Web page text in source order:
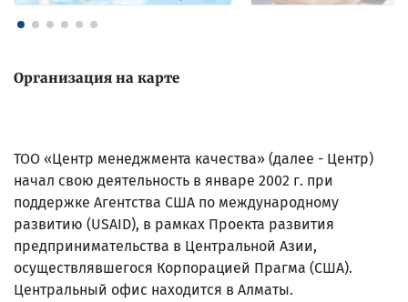
Организация на карте
ТОО «Центр менеджмента качества» (далее - Центр)
начал свою деятельность в январе 2002 г. при
поддержке Агентства США по международному
развитию (USAID), в рамках Проекта развития
предпринимательства в Центральной Азии,
осуществлявшегося Корпорацией Прагма (США).
Центральный офис находится в Алматы.